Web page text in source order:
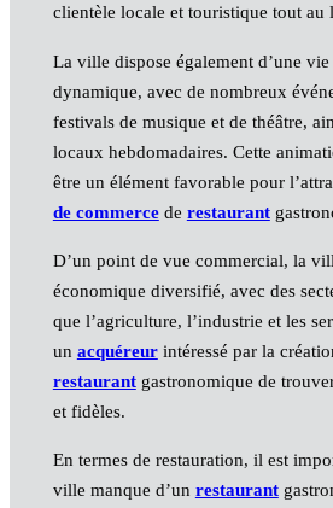
clientèle locale et touristique tout au
La ville dispose également d’une
dynamique, avec de nombreux
festivals de musique et de théâtre,
locaux hebdomadaires. Cette
être un élément favorable pour
de commercede restaurant
D’un point de vue commercial, la
économique diversifié, avec des
que l’agriculture, l’industrie et les
un acquéreurintéressé par la
restaurantgastronomique de
et fidèles.
En termes de restauration, il est
ville manque d’un restaurant